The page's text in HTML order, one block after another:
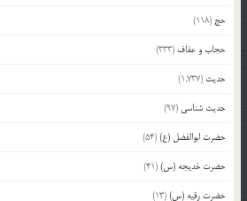
حج (118)
حجاب و عفاف (333)
حدیث (1,737)
حدیث شناسی (97)
حضرت ابوالفضل (ع)(54)
حضرت خدیجه (س)(41)
حضرت رقیه (س)(13)